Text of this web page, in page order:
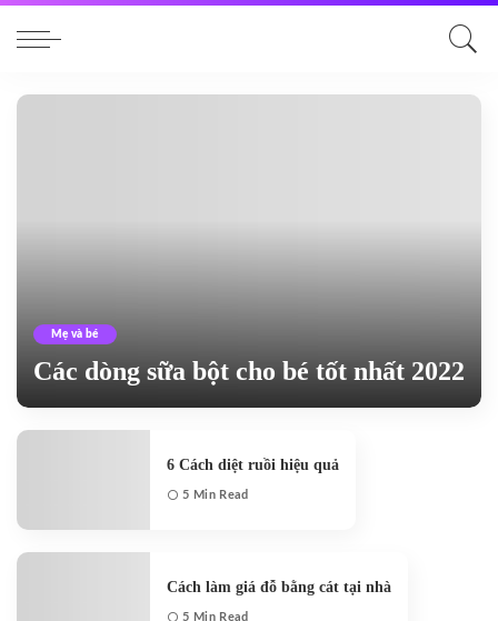
Mẹ và bé
Các dòng sữa bột cho bé tốt nhất 2022
by
6 Cách diệt ruồi hiệu quả
5 Min Read
Cách làm giá đỗ bằng cát tại nhà
5 Min Read